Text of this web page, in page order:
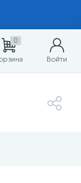
0
Войти